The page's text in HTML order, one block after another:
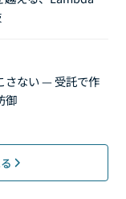
さない — 受託で作
御